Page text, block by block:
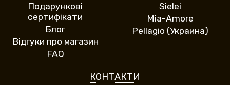
Подарункові
сертифікати
Блог
Відгуки про магазин
FAQ
Sielei
Mia-Amore
Pellagio (Украина)
КОНТАКТИ